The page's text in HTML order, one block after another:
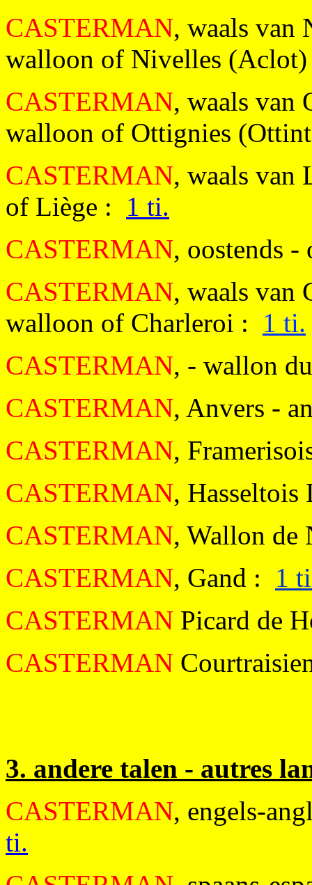
CASTERMAN, waals van
walloon of Nivelles
CASTERMAN, waals van
walloon of Ottignies
CASTERMAN, waals van
of Liège : 1 ti.
CASTERMAN, oostends
CASTERMAN, waals van
walloon of Charleroi :
1 ti.
CASTERMAN, - wallon
CASTERMAN, Anvers -
CASTERMAN,
CASTERMAN,
CASTERMAN, Wallon
CASTERMAN, Gand : 1
CASTERMAN Picard de
CASTERMAN
3. andere talen - autres
CASTERMAN, engels-
ti.